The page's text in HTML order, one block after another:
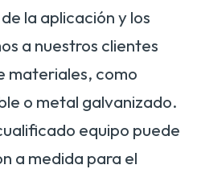
la aplicación y los
a nuestros clientes
materiales, como
o metal galvanizado.
equipo puede
a medida para el